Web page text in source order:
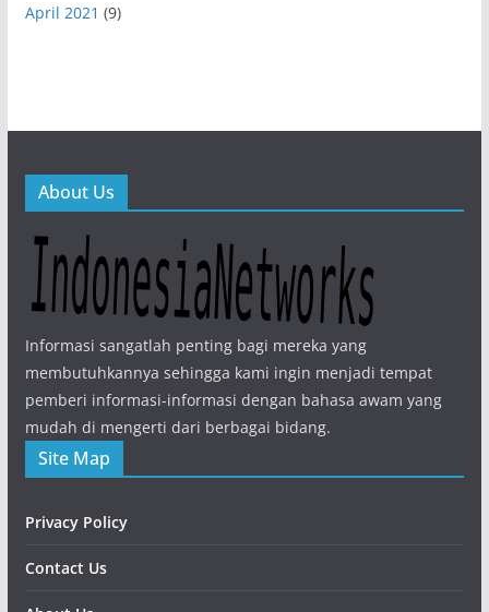
April 2021 (9)
About Us
Informasi sangatlah penting bagi mereka yang
membutuhkannya sehingga kami ingin menjadi tempat
pemberi informasi-informasi dengan bahasa awam yang
mudah di mengerti dari berbagai bidang.
Site Map
Privacy Policy
Contact Us